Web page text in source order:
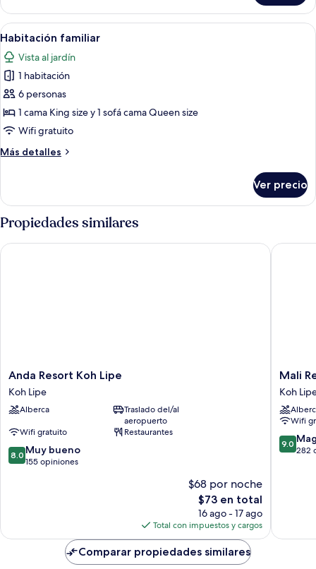
Deluxe
Abrir
todas
las
fotos
de
Habitación
familiar
Un sendero estrecho que conduce a
12
Habitación familiar
Vista al jardín
1 habitación
6 personas
1 cama King size y 1 sofá cama Queen size
Wifi gratuito
Más detalles
Más
familiar
Ver precio
Propiedades similares
Anda
Resort
Koh
Lipe
Lipe
Anda Resort Koh Lipe
Koh Lipe
Alberca
Traslado del/al
aeropuerto
Wifi gratuito
Restaurantes
8.0
de
8.0 Muy bueno
155 opiniones
$68 por noche
El
precio
actual
es
de
$73
$73 en total
16 ago - 17 ago
Total con impuestos y cargos
Anda Resort Koh Lipe
Mali
Resort
Sunrise
Beach
Koh
Lipe
Mali
Koh
Wifi
9.0
de
9.0
282
Mali
Comparar propiedades similares